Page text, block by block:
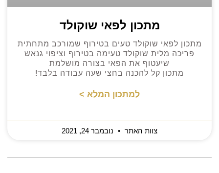
מתכון לפאי שוקולד
מתכון לפאי שוקולד טעים בטירוף שמורכב מתחתית
פריכה מלית שוקולד טעימה בטירוף וציפוי גנאש
שיעטוף את הפאי בצורה מושלמת
מתכון קל להכנה בחצי שעה עבודה בלבד!
למתכון המלא >
צוות האתר נובמבר 24, 2021